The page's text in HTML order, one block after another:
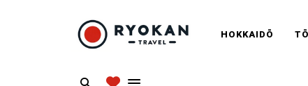
HOKKAIDŌ
Search